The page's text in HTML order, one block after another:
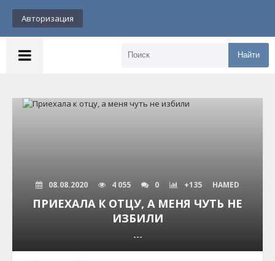
Авторизация
Найти
08.08.2020 4 055 0 +135 HAMED
ПРИЕХАЛА К ОТЦУ, А МЕНЯ ЧУТЬ НЕ
ИЗБИЛИ
---